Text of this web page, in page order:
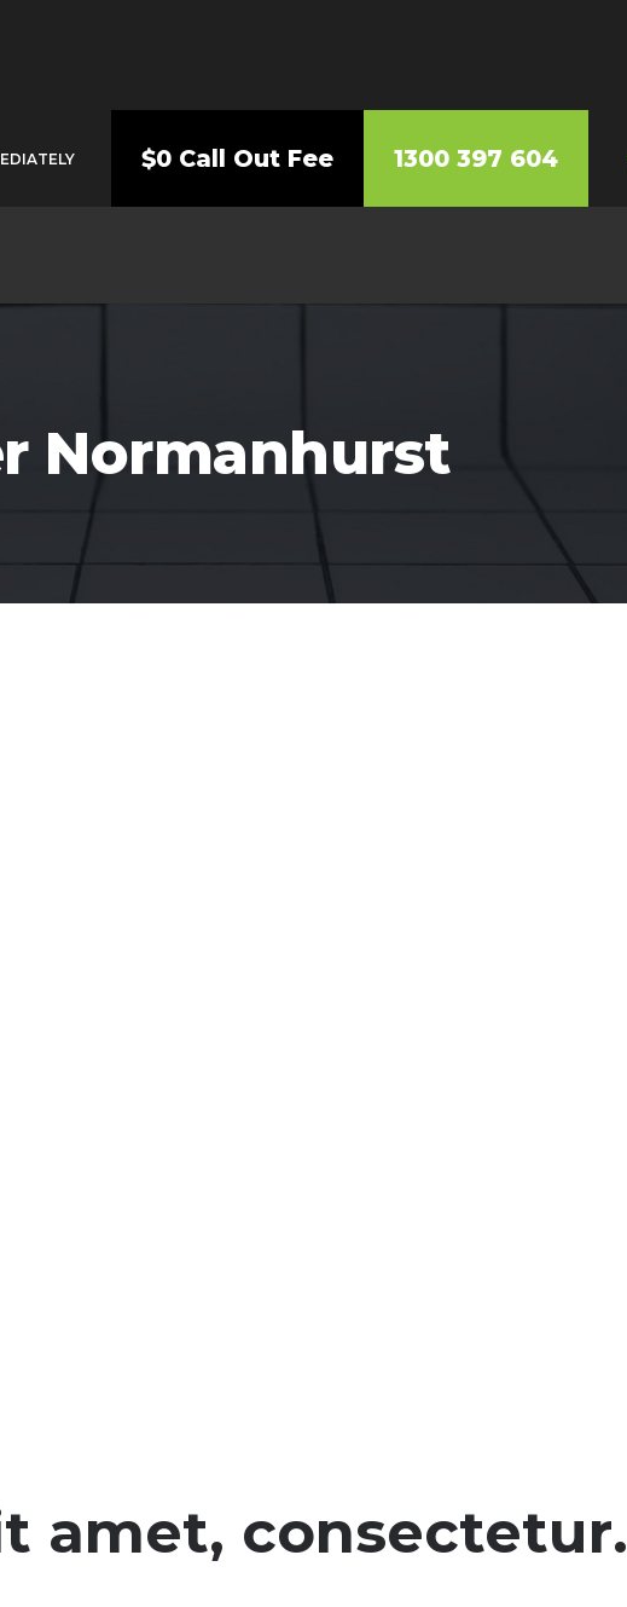
$0 Call Out Fee 1300 397 604
Normanhurst
amet, consectetur.